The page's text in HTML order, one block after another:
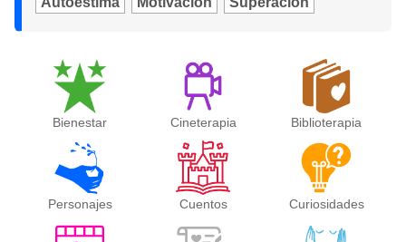
Bienestar Cineterapia Biblioterapia
Personajes Cuentos Curiosidades